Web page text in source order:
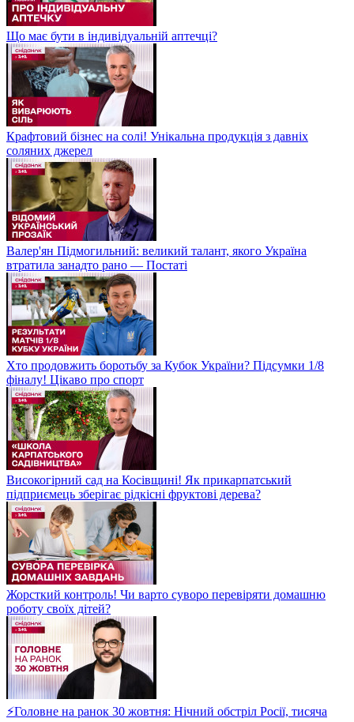
Що має бути в індивідуальній аптечці?
Крафтовий бізнес на солі! Унікальна продукція з давніх
соляних джерел
Валер'ян Підмогильний: великий талант, якого Україна
втратила занадто рано — Постаті
Хто продовжить боротьбу за Кубок України? Підсумки 1/8
фіналу! Цікаво про спорт
Високогірний сад на Косівщині! Як прикарпатський
підприємець зберігає рідкісні фруктові дерева?
Жорсткий контроль! Чи варто суворо перевіряти домашню
роботу своїх дітей?
⚡Головне на ранок 30 жовтня: Нічний обстріл Росії, тисяча